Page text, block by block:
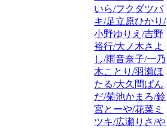
いら/フクダツバ
キ/足立原ひかり/
小野ゆりえ/吉野
裕行/大ノ木さよ
し/雨音奈子/一乃
木ことり/羽瀬ほ
たる/大久間ぱん
だ/菊池かまろ/鈴
宮とーや/花菜ミ
ツキ/広瀬りさ/や